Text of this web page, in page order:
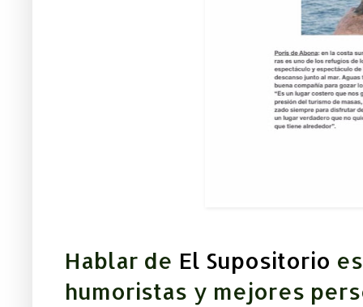
Hablar de El Supositorio
humoristas y mejores